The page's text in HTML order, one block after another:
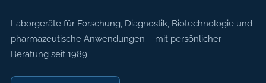
Axon Labortechnik
Laborgeräte für Forschung, Diagnostik, Biotechnologie und
pharmazeutische Anwendungen – mit persönlicher
Beratung seit 1989.